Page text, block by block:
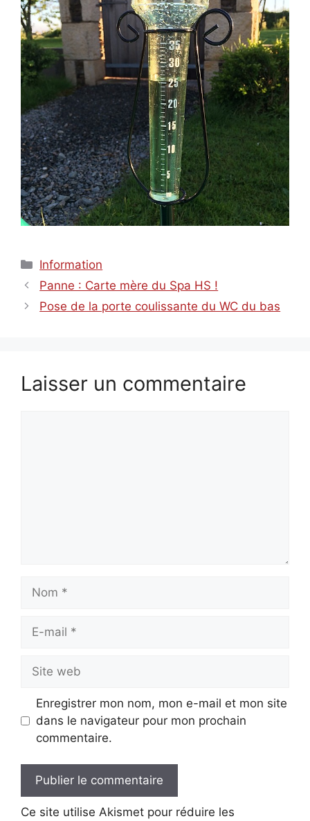
Catégories
Information
Panne : Carte mère du Spa HS !
Pose de la porte coulissante du WC du bas
Laisser un commentaire
mail
web
Enregistrer mon nom, mon e-mail et mon site
dans le navigateur pour mon prochain
commentaire.
Ce site utilise Akismet pour réduire les